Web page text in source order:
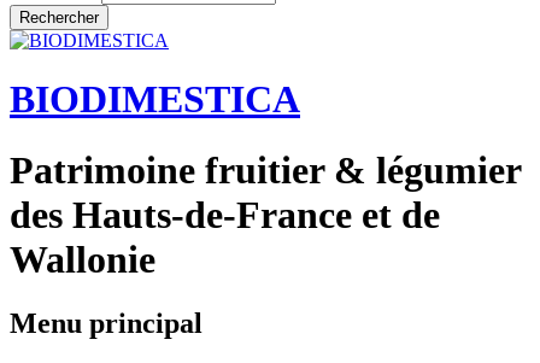
BIODIMESTICA
Patrimoine fruitier & légumier
des Hauts-de-France et de
Wallonie
Menu principal